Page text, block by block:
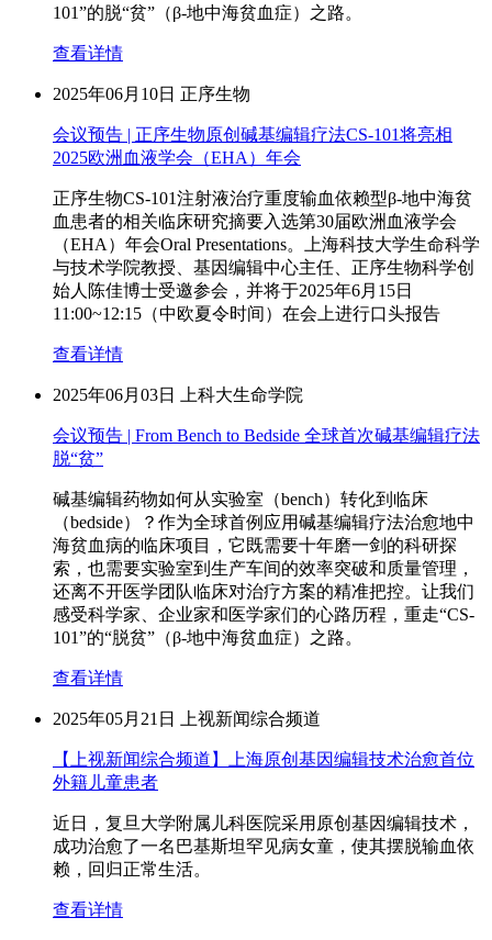
101”的脱“贫”（β-地中海贫血症）之路。
查看详情
2025年06月10日 正序生物
会议预告 | 正序生物原创碱基编辑疗法CS-101将亮相
2025欧洲血液学会（EHA）年会
正序生物CS-101注射液治疗重度输血依赖型β-地中海贫
血患者的相关临床研究摘要入选第30届欧洲血液学会
（EHA）年会Oral Presentations。上海科技大学生命科学
与技术学院教授、基因编辑中心主任、正序生物科学创
始人陈佳博士受邀参会，并将于2025年6月15日
11:00~12:15（中欧夏令时间）在会上进行口头报告
查看详情
2025年06月03日 上科大生命学院
会议预告 | From Bench to Bedside 全球首次碱基编辑疗法
脱“贫”
碱基编辑药物如何从实验室（bench）转化到临床
（bedside）？作为全球首例应用碱基编辑疗法治愈地中
海贫血病的临床项目，它既需要十年磨一剑的科研探
索，也需要实验室到生产车间的效率突破和质量管理，
还离不开医学团队临床对治疗方案的精准把控。让我们
感受科学家、企业家和医学家们的心路历程，重走“CS-
101”的“脱贫”（β-地中海贫血症）之路。
查看详情
2025年05月21日 上视新闻综合频道
【上视新闻综合频道】上海原创基因编辑技术治愈首位
外籍儿童患者
近日，复旦大学附属儿科医院采用原创基因编辑技术，
成功治愈了一名巴基斯坦罕见病女童，使其摆脱输血依
赖，回归正常生活。
查看详情